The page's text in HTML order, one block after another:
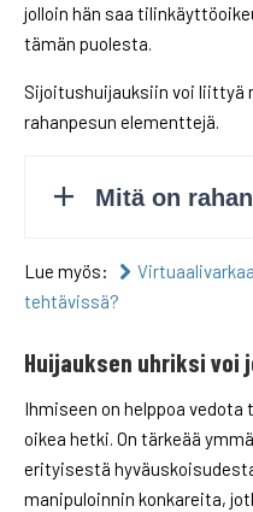
jolloin hän saa
tämän puolesta.
Sijoitushuijauksiin voi liittyä
rahanpesun elementtejä.
Lue myös:
tehtävissä?
Huijauksen uhriksi voi
Ihmiseen on helppoa
oikea hetki. On tärkeää
erityisestä
manipuloinnin konkareita,